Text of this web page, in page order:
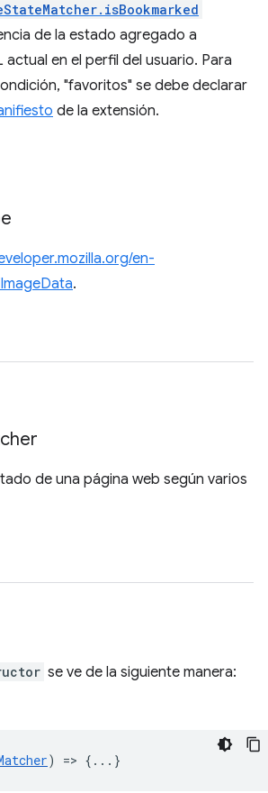
de la estado agregado a
actual en el perfil del usuario. Para
"favoritos" se debe declarar
de la extensión.
en-
.
de una página web según varios
se ve de la siguiente manera:
) => {...}